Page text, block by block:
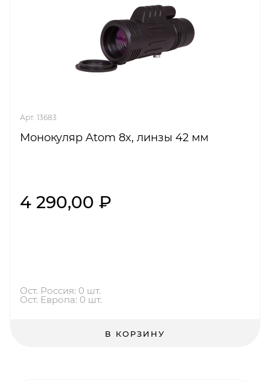
Арт. 13683
Монокуляр Atom 8x, линзы 42 мм
4 290,00 ₽
Ост. Россия: 0 шт.
Ост. Европа: 0 шт.
В КОРЗИНУ